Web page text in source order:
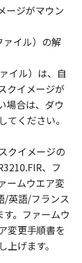
場合を除
」を複
譲渡、販
貸与する
」の全
、翻案、
の他リバ
為をさせ
財産権
はキヤノ
ージがマウン
イル）の解
イル）は、自
クイメージが
場合は、ダウ
ください。
クイメージの
、フ
ームウエア変
/英語/フランス
。ファームウ
変更手順書を
げます。